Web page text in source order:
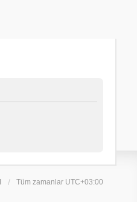
Tüm zamanlar UTC+03:00